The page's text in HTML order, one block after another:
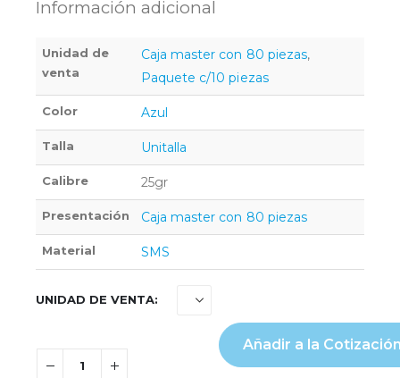
Información adicional
Unidad de
venta
Caja master con 80 piezas,
Paquete c/10 piezas
Color Azul
Talla Unitalla
Calibre 25gr
Presentación Caja master con 80 piezas
Material SMS
UNIDAD DE VENTA
Añadir a la